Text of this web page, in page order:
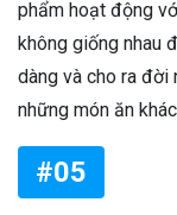
phẩm hoạt động
không giống nhau
dàng và cho ra đời
những món ăn
#05